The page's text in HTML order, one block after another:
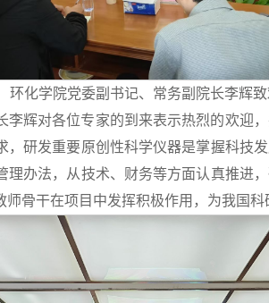
环化学院党委副书记、常务副院长李辉
李辉对各位专家的到来表示热烈的欢迎
研发重要原创性科学仪器是掌握科技
办法，从技术、财务等方面认真推进
骨干在项目中发挥积极作用，为我国科